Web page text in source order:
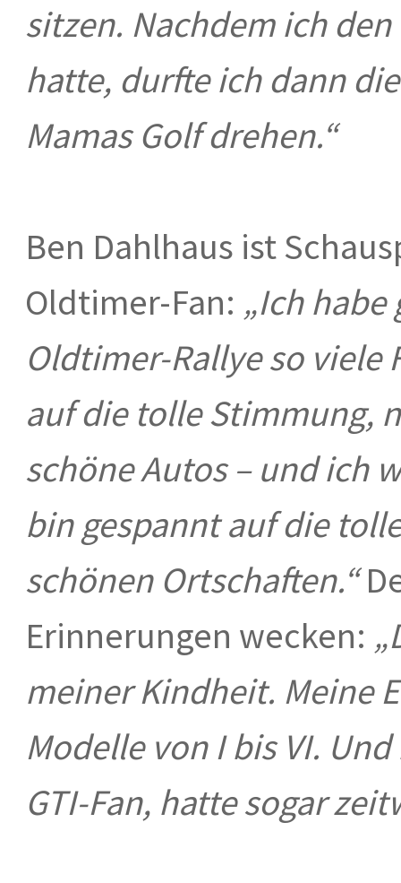
sitzen. Nachdem ich
hatte, durfte ich dann
Mamas Golf drehen.“
Ben Dahlhaus ist
Oldtimer-Fan: „Ich
Oldtimer-Rallye so viele
auf die tolle Stimmung,
schöne Autos – und ich
bin gespannt auf die
schönen Ortschaften.“
Erinnerungen wecken:
meiner Kindheit. Meine
Modelle von I bis VI.
GTI-Fan, hatte sogar